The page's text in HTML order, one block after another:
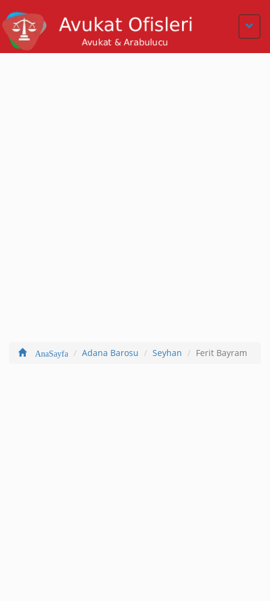
AnaSayfa Adana Barosu Seyhan Ferit Bayram